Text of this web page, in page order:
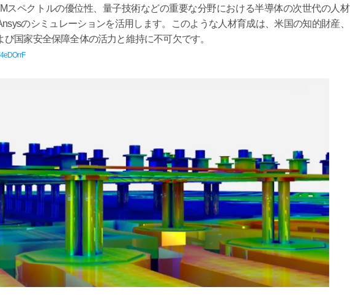
スペクトルの優位性、量子技術などの重要な分野における半導体の次世代の人材
のシミュレーションを活用します。このような人材育成は、米国の知的財産、
国家安全保障全体の活力と維持に不可欠です。